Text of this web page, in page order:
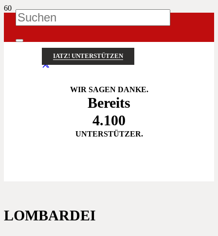
IATZ! UNTERSTÜTZEN
WIR SAGEN DANKE.
Bereits
4.100
UNTERSTÜTZER.
LOMBARDEI